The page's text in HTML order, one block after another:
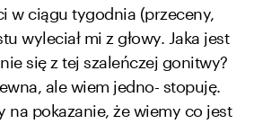
w ciągu tygodnia (przeceny,
wyleciał mi z głowy. Jaka jest
się z tej szaleńczej gonitwy?
ale wiem jedno- stopuję.
na pokazanie, że wiemy co jest